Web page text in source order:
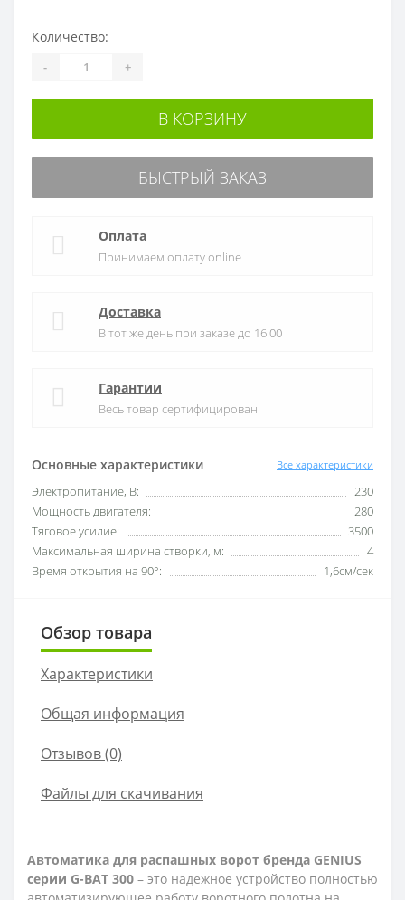
Основные характеристики Все характеристики
Электропитание, В:
230
Мощность двигателя:
280
Тяговое усилие:
3500
Максимальная ширина створки, м:
4
Время открытия на 90°:
1,6см/сек
Количество:
- +
В КОРЗИНУ
БЫСТРЫЙ ЗАКАЗ
Оплата
Принимаем оплату online
Доставка
В тот же день при заказе до 16:00
Гарантии
Весь товар сертифицирован
Обзор товара
Характеристики
Общая информация
Отзывов (0)
Файлы для скачивания
Автоматика для распашных ворот бренда GENIUS
серии G-BAT 300 – это надежное устройство полностью